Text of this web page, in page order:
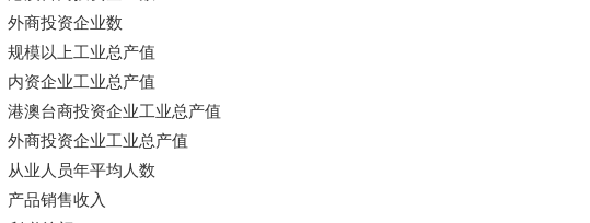
外商投资企业数
规模以上工业总产值
内资企业工业总产值
港澳台商投资企业工业总产值
外商投资企业工业总产值
从业人员年平均人数
产品销售收入